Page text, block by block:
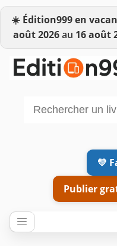
☀️ Édition999 en
août 2026au 16 août
💛
Publier